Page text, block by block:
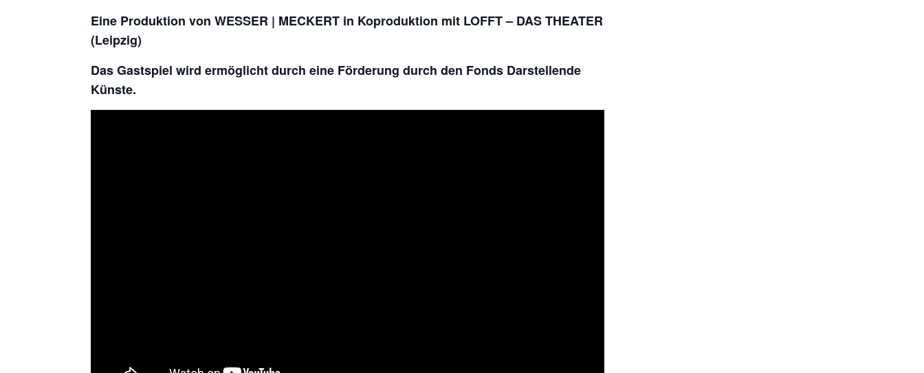
Eine Produktion von WESSER | MECKERT in Koproduktion mit LOFFT – DAS THEATER
(Leipzig)
Das Gastspiel wird ermöglicht durch eine Förderung durch den Fonds Darstellende
Künste.